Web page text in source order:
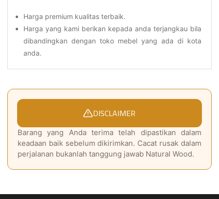
Harga premium kualitas terbaik.
Harga yang kami berikan kepada anda terjangkau bila
dibandingkan dengan toko mebel yang ada di kota
anda.
DISCLAIMER
Barang yang Anda terima telah dipastikan dalam
keadaan baik sebelum dikirimkan. Cacat rusak dalam
perjalanan bukanlah tanggung jawab Natural Wood.